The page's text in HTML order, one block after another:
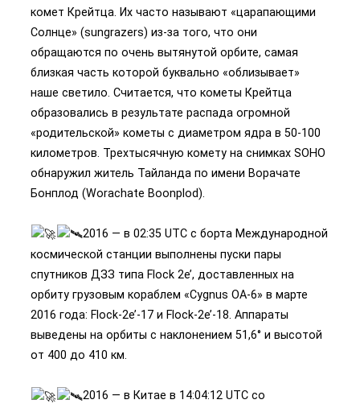
комет Крейтца. Их часто называют «царапающими
Солнце» (sungrazers) из-за того, что они
обращаются по очень вытянутой орбите, самая
близкая часть которой буквально «облизывает»
наше светило. Считается, что кометы Крейтца
образовались в результате распада огромной
«родительской» кометы с диаметром ядра в 50-100
километров. Трехтысячную комету на снимках SOHO
обнаружил житель Тайланда по имени Ворачате
Бонплод (Worachate Boonplod).
2016 — в 02:35 UTC c борта Международной
космической станции выполнены пуски пары
спутников ДЗЗ типа Flock 2e’, доставленных на
орбиту грузовым кораблем «Cygnus OA-6» в марте
2016 года: Flock-2e’-17 и Flock-2e’-18. Аппараты
выведены на орбиты с наклонением 51,6° и высотой
от 400 до 410 км.
2016 — в Китае в 14:04:12 UTC со